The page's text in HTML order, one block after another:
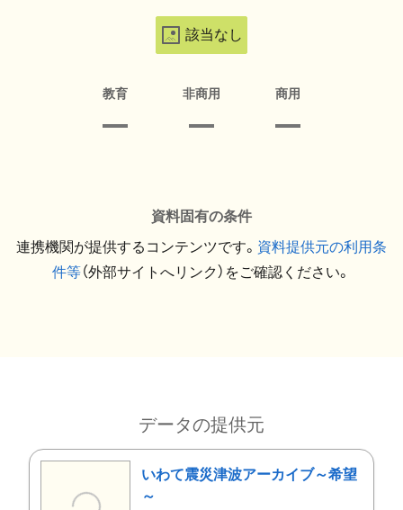
該当なし
教育 非商用 商用
資料固有の条件
連携機関が提供するコンテンツです。 資料提供元の利用条
件等（外部サイトへリンク）をご確認ください。
データの提供元
いわて震災津波アーカイブ～希望
～